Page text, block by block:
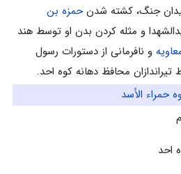
جنگ، کشته شدنحمزه بن
و مثله کردن بدن او توسط هند
و نافرمانی از دستورات رسول
محافظ دهانه کوه احد.
حمراء الأسد
احد